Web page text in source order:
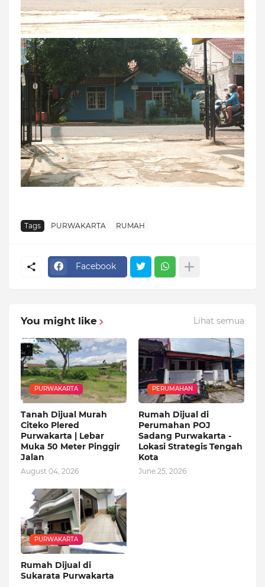
Tags PURWAKARTA RUMAH
Facebook
You might like Lihat semua
PURWAKARTA
Tanah Dijual Murah
Citeko Plered
Purwakarta | Lebar
Muka 50 Meter Pinggir
Jalan
August 04, 2026
PERUMAHAN
Rumah Dijual di
Perumahan POJ
Sadang Purwakarta -
Lokasi Strategis Tengah
Kota
June 25, 2026
PURWAKARTA
Rumah Dijual di
Sukarata Purwakarta